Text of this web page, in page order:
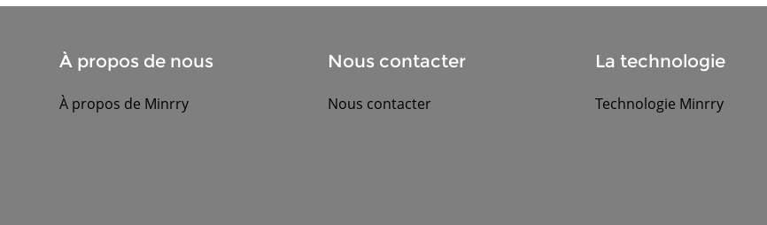
À propos de nous
À propos de Minrry
Nous contacter
Nous contacter
La technologie
Technologie Minrry